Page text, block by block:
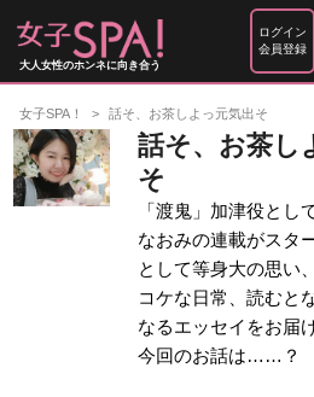
大人女性のホンネに向き合う
ログイン
会員登録
女子SPA！ 話そ、お茶しよっ元気出そ
話そ、お茶し
そ
「渡鬼」加津役とし
なおみの連載がスタ
として等身大の思い
コケな日常、読むと
なるエッセイをお届
今回のお話は……？